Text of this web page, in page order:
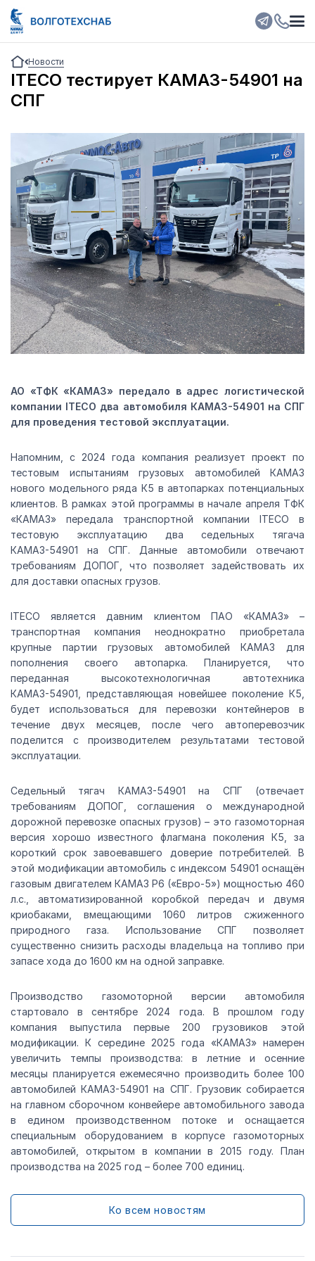
Новости
ITECO тестирует КАМАЗ-54901 на
СПГ
АО «ТФК «КАМАЗ» передало в адрес логистической
компании ITECO два автомобиля КАМАЗ-54901 на СПГ
для проведения тестовой эксплуатации.
Напомним, с 2024 года компания реализует проект по
тестовым испытаниям грузовых автомобилей КАМАЗ
нового модельного ряда К5 в автопарках потенциальных
клиентов. В рамках этой программы в начале апреля ТФК
«КАМАЗ» передала транспортной компании ITECO в
тестовую эксплуатацию два седельных тягача
КАМАЗ-54901 на СПГ. Данные автомобили отвечают
требованиям ДОПОГ, что позволяет задействовать их
для доставки опасных грузов.
ITECO является давним клиентом ПАО «КАМАЗ» –
транспортная компания неоднократно приобретала
крупные партии грузовых автомобилей КАМАЗ для
пополнения своего автопарка. Планируется, что
переданная высокотехнологичная автотехника
КАМАЗ-54901, представляющая новейшее поколение К5,
будет использоваться для перевозки контейнеров в
течение двух месяцев, после чего автоперевозчик
поделится с производителем результатами тестовой
эксплуатации.
Седельный тягач КАМАЗ-54901 на СПГ (отвечает
требованиям ДОПОГ, соглашения о международной
дорожной перевозке опасных грузов) – это газомоторная
версия хорошо известного флагмана поколения К5, за
короткий срок завоевавшего доверие потребителей. В
этой модификации автомобиль с индексом 54901 оснащён
газовым двигателем КАМАЗ Р6 («Евро-5») мощностью 460
л.с., автоматизированной коробкой передач и двумя
криобаками, вмещающими 1060 литров сжиженного
природного газа. Использование СПГ позволяет
существенно снизить расходы владельца на топливо при
запасе хода до 1600 км на одной заправке.
Производство газомоторной версии автомобиля
стартовало в сентябре 2024 года. В прошлом году
компания выпустила первые 200 грузовиков этой
модификации. К середине 2025 года «КАМАЗ» намерен
увеличить темпы производства: в летние и осенние
месяцы планируется ежемесячно производить более 100
автомобилей КАМАЗ-54901 на СПГ. Грузовик собирается
на главном сборочном конвейере автомобильного завода
в едином производственном потоке и оснащается
специальным оборудованием в корпусе газомоторных
автомобилей, открытом в компании в 2015 году. План
производства на 2025 год – более 700 единиц.
Ко всем новостям